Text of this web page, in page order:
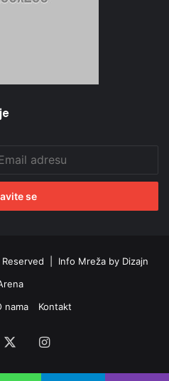
Reserved | Info Mreža by Dizajn
nama Kontakt
Instagram